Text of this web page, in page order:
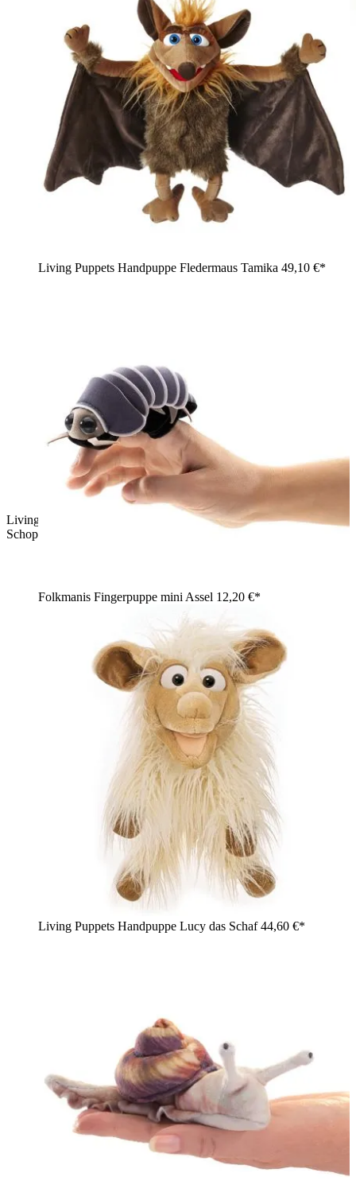
Living Puppets Handpuppe Drache Elsa in Rot mit gelbem
Schopf und kleinen Zähnen
Living Puppets Handpuppe Fledermaus Tamika 49,10 €*
Folkmanis Fingerpuppe mini Assel 12,20 €*
Living Puppets Handpuppe Lucy das Schaf44,60 €*